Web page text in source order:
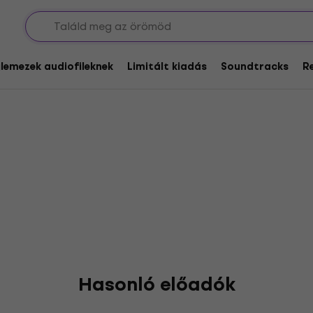
audiofileknek Limitált kiadás Soundtracks
Biko
Hasonló előadók